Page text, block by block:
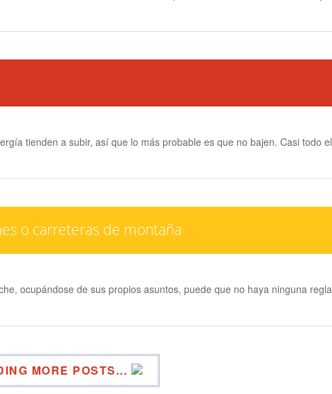
tienden a subir, así que lo más probable es que no bajen. Casi todo
o carreteras de montaña
ocupándose de sus propios asuntos, puede que no haya ninguna
MORE POSTS...